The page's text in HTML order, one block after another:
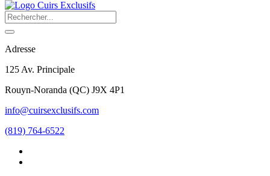
Adresse
125 Av. Principale
Rouyn-Noranda (QC) J9X 4P1
info@cuirsexclusifs.com
(819) 764-6522